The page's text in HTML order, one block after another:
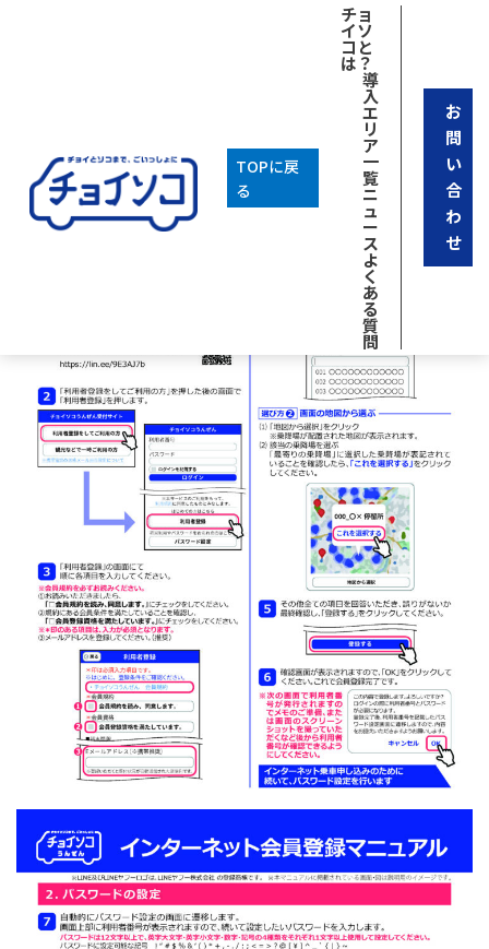
TOPに戻
る
チョ
イソ
コと
は？
導
入
エ
リ
ア
一
覧
ニ
ュ
ー
ス
よ
く
あ
る
質
問
お
問
い
合
わ
せ